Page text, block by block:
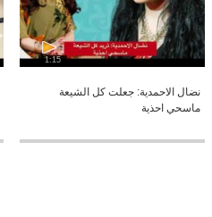
1:15
نضال الاحمدية: جعلت كل الشيعة
ماسحي احذية